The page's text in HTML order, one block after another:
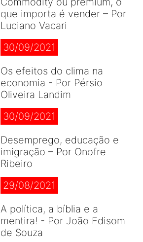
que importa é vender – Por
Luciano Vacari
30/09/2021
Os efeitos do clima na
economia - Por Pérsio
Oliveira Landim
30/09/2021
Desemprego, educação e
imigração – Por Onofre
Ribeiro
29/08/2021
A política, a bíblia e a
mentira! - Por João Edisom
de Souza